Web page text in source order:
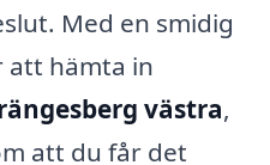
Med en smidig
att hämta in
västra,
att du får det